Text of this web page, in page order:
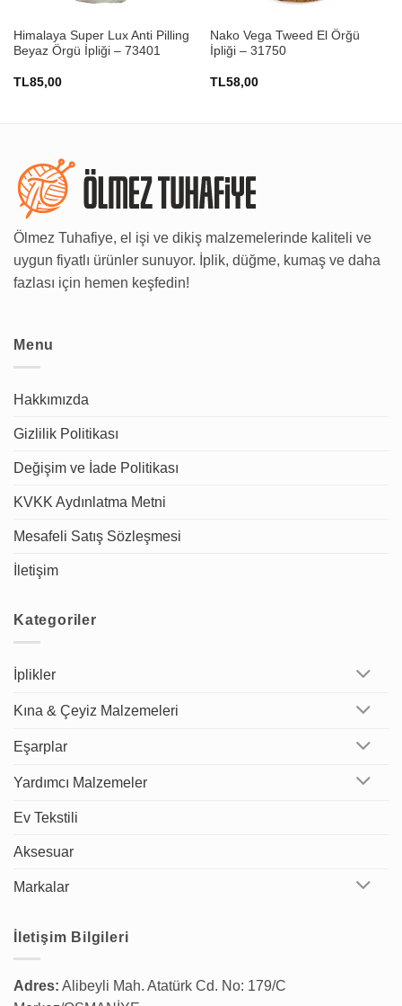
Himalaya Super Lux Anti Pilling
Beyaz Örgü İpliği – 73401
TL85,00
Nako Vega Tweed El Örğü
İpliği – 31750
TL58,00
Ölmez Tuhafiye, el işi ve dikiş malzemelerinde kaliteli ve
uygun fiyatlı ürünler sunuyor. İplik, düğme, kumaş ve daha
fazlası için hemen keşfedin!
Menu
Hakkımızda
Gizlilik Politikası
Değişim ve İade Politikası
KVKK Aydınlatma Metni
Mesafeli Satış Sözleşmesi
İletişim
Kategoriler
İplikler
Kına & Çeyiz Malzemeleri
Eşarplar
Yardımcı Malzemeler
Ev Tekstili
Aksesuar
Markalar
İletişim Bilgileri
Adres: Alibeyli Mah. Atatürk Cd. No: 179/C